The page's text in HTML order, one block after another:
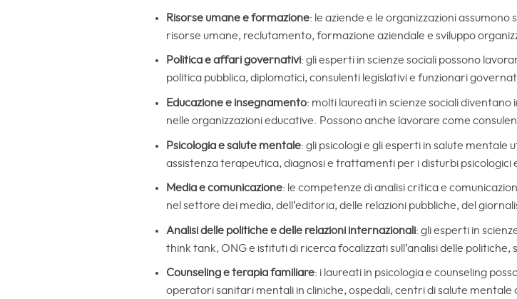
Risorse umane e formazione: le aziende e le organizzazioni assumono
risorse umane, reclutamento, formazione aziendale e sviluppo
Politica e affari governativi: gli esperti in scienze sociali possono
politica pubblica, diplomatici, consulenti legislativi e funzionari
Educazione e insegnamento: molti laureati in scienze sociali
nelle organizzazioni educative. Possono anche lavorare come
Psicologia e salute mentale: gli psicologi e gli esperti in salute mentale
assistenza terapeutica, diagnosi e trattamenti per i disturbi psicologici
Media e comunicazione: le competenze di analisi critica e
nel settore dei media, dell’editoria, delle relazioni pubbliche, del
Analisi delle politiche e delle relazioni internazionali: gli esperti in
think tank, ONG e istituti di ricerca focalizzati sull’analisi delle politiche,
Counseling e terapia familiare: i laureati in psicologia e counseling
operatori sanitari mentali in cliniche, ospedali, centri di salute mentale